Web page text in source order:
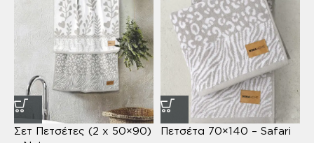
Σετ Πετσέτες (2 x 50×90)
Πετσέτα 70×140 – Safari